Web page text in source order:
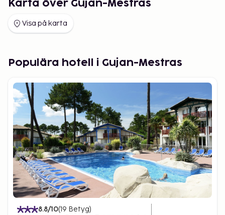
Karta över Gujan-Mestras
Visa på karta
Populära hotell i Gujan-Mestras
8.8/10(19 Betyg)